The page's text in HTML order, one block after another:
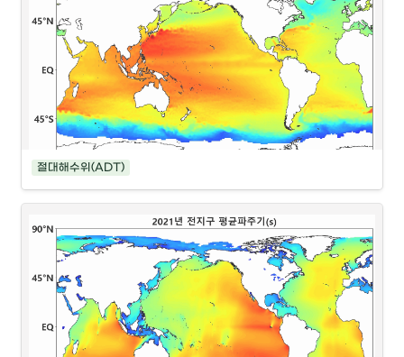
절대해수위(ADT)